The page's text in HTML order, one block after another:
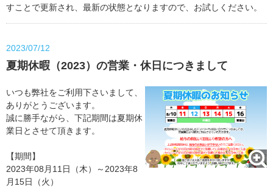
すことで更新され、最新の状態となりますので、お試しください。
2023/07/12
夏期休暇（2023）の営業・休日につきまして
いつも弊社をご利用下さいまして、
ありがとうございます。
誠に勝手ながら、下記期間は夏期休
業日とさせて頂きます。
【期間】
2023年08月11日（木）～2023年8
月15日（火）